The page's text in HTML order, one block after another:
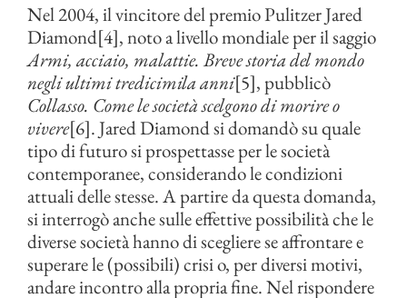
Nel 2004, il vincitore del premio Pulitzer Jared
Diamond[4], noto a livello mondiale per il saggio
Armi, acciaio, malattie. Breve storia del mondo
negli ultimi tredicimila anni[5], pubblicò
Collasso. Come le società scelgono di morire o
vivere[6]. Jared Diamond si domandò su quale
tipo di futuro si prospettasse per le società
contemporanee, considerando le condizioni
attuali delle stesse. A partire da questa domanda,
si interrogò anche sulle effettive possibilità che le
diverse società hanno di scegliere se affrontare e
superare le (possibili) crisi o, per diversi motivi,
andare incontro alla propria fine. Nel rispondere